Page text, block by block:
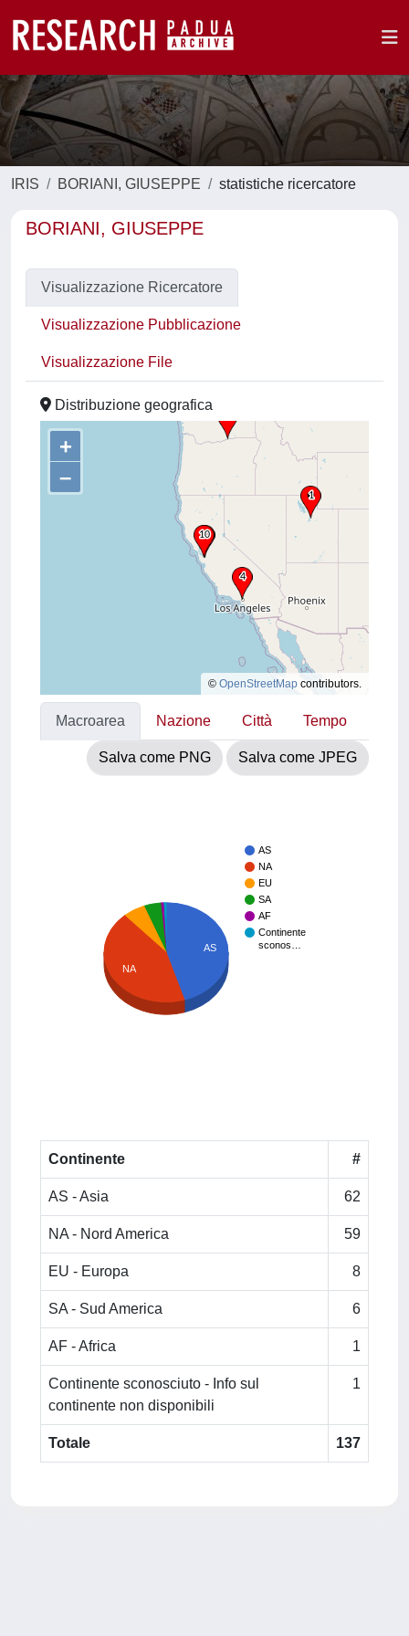
IRIS BORIANI, GIUSEPPE statistiche ricercatore
BORIANI, GIUSEPPE
Visualizzazione Ricercatore
Visualizzazione Pubblicazione
Visualizzazione File
Distribuzione geografica
+
–
© OpenStreetMap contributors.
Macroarea Nazione Città Tempo
Salva come PNG Salva come JPEG
AS
NA
EU
SA
AF
Continente
sconos…
AS
NA
Continente #
AS - Asia 62
NA - Nord America 59
EU - Europa 8
SA - Sud America 6
AF - Africa 1
Continente sconosciuto - Info sul
continente non disponibili
1
Totale 137